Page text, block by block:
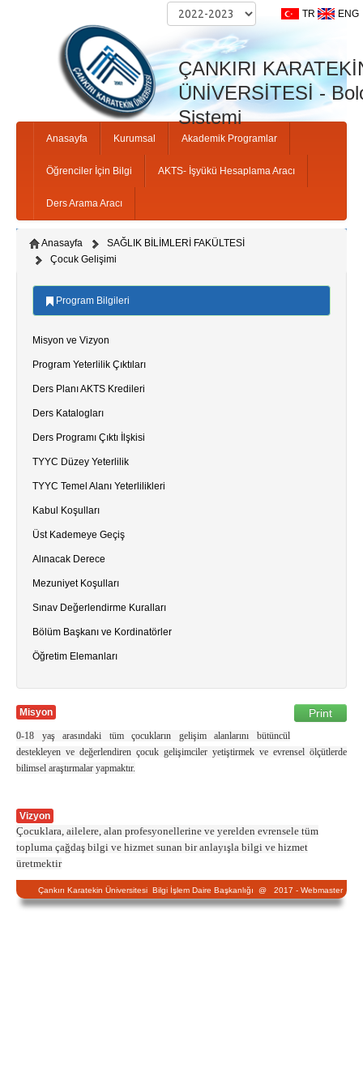
TR ENG
ÇANKIRI
ÜNİVERSİTESİ -
Sistemi
Anasayfa Kurumsal Akademik Programlar
Öğrenciler İçin Bilgi AKTS- İşyükü Hesaplama Aracı
Ders Arama Aracı
Anasayfa
SAĞLIK BİLİMLERİ FAKÜLTESİ
Çocuk Gelişimi
Program Bilgileri
Misyon ve Vizyon
Program Yeterlilik Çıktıları
Ders Planı AKTS Kredileri
Ders Katalogları
Ders Programı Çıktı İlşkisi
TYYC Düzey Yeterlilik
TYYC Temel Alanı Yeterlilikleri
Kabul Koşulları
Üst Kademeye Geçiş
Alınacak Derece
Mezuniyet Koşulları
Sınav Değerlendirme Kuralları
Bölüm Başkanı ve Kordinatörler
Öğretim Elemanları
Print
Misyon
0-18 yaş arasındaki tüm çocukların gelişim alanlarını bütüncül
destekleyen ve değerlendiren çocuk gelişimciler yetiştirmek ve evrensel ölçütlerde
bilimsel araştırmalar yapmaktır.
Vizyon
Çocuklara, ailelere, alan profesyonellerine ve yerelden evrensele tüm
topluma çağdaş bilgi ve hizmet sunan bir anlayışla bilgi ve hizmet
üretmektir
Çankırı Karatekin Üniversitesi Bilgi İşlem Daire Başkanlığı @ 2017 - Webmaster